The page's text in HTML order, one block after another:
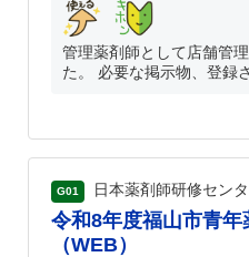
管理薬剤師として店舗管
た。 必要な掲示物、登録
G01 日本薬剤師研修セン
令和8年度福山市青
（WEB）